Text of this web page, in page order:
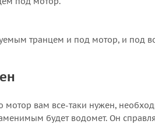
транцем и под мотор, и под
мотор вам все-таки нужен,
будет водомет. Он